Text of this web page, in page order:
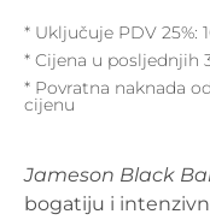
* Uključuje PDV 25%:
Cijena u posljednjih
* Povratna naknada
cijenu
Jameson Black
bogatiju i